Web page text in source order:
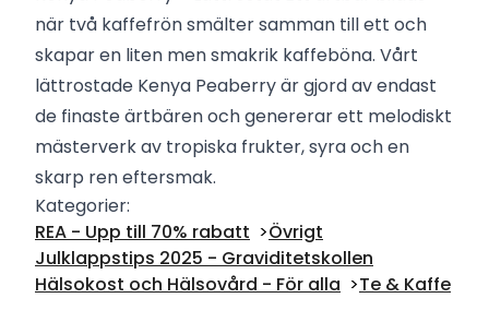
när två kaffefrön smälter samman till ett och
skapar en liten men smakrik kaffeböna. Vårt
lättrostade Kenya Peaberry är gjord av endast
de finaste ärtbären och genererar ett melodiskt
mästerverk av tropiska frukter, syra och en
skarp ren eftersmak.
Kategorier:
REA - Upp till 70% rabatt
Övrigt
Julklappstips 2025 - Graviditetskollen
Hälsokost och Hälsovård - För alla
Te & Kaffe